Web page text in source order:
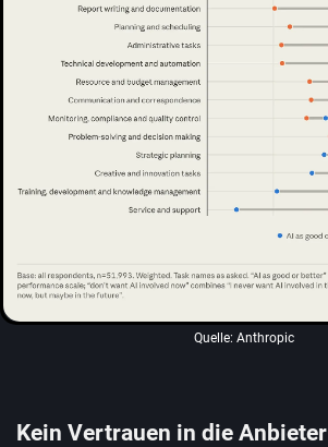
Quelle: Anthropic
Kein Vertrauen in die Anbieter